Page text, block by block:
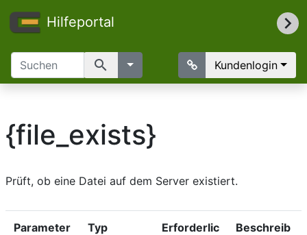
Hilfeportal
search Kundenlogin
{file_exists}
Prüft, ob eine Datei auf dem Server existiert.
Parameter
Typ
Erforderlic
Beschreib